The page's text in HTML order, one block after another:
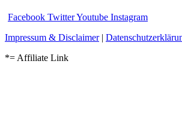
Facebook TwitterYoutube Instagram
Impressum & Disclaimer|
*= Affiliate Link